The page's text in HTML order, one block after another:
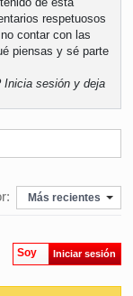
respetuosos
contar con las
piensas y sé parte
Inicia sesión y deja
Más recientes
Soy Iniciar sesión